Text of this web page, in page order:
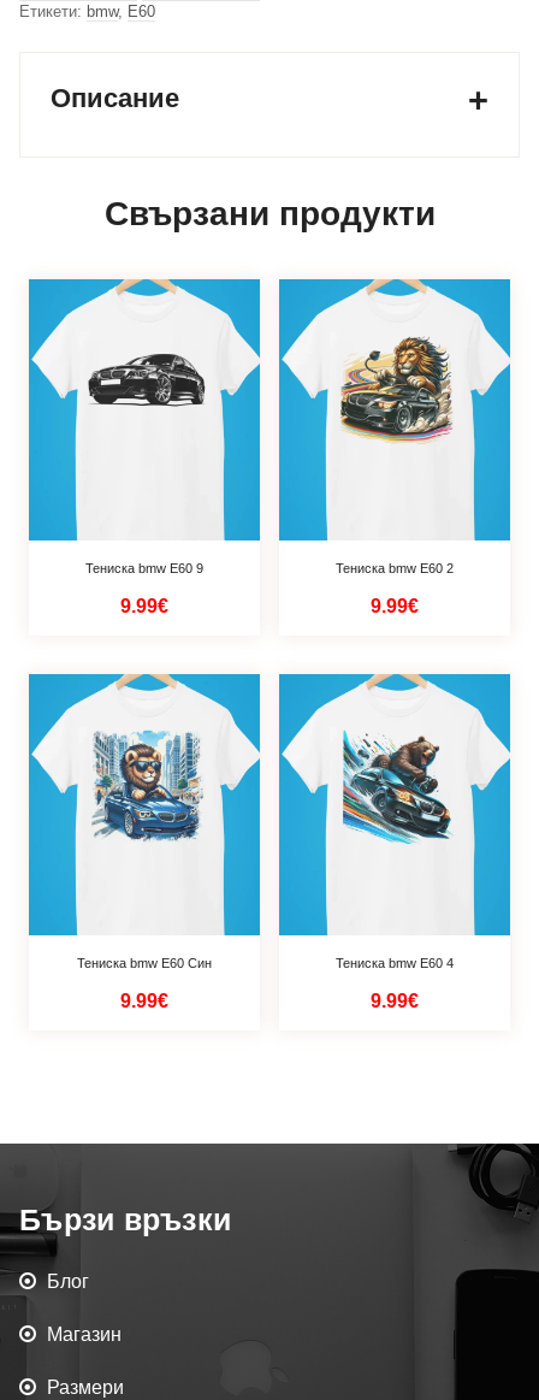
Етикети: bmw, Е60
Описание
Свързани продукти
Тениска bmw Е60 9
9.99€
Тениска bmw Е60 2
9.99€
Тениска bmw Е60 Син
9.99€
Тениска bmw Е60 4
9.99€
Бързи връзки
Блог
Магазин
Размери